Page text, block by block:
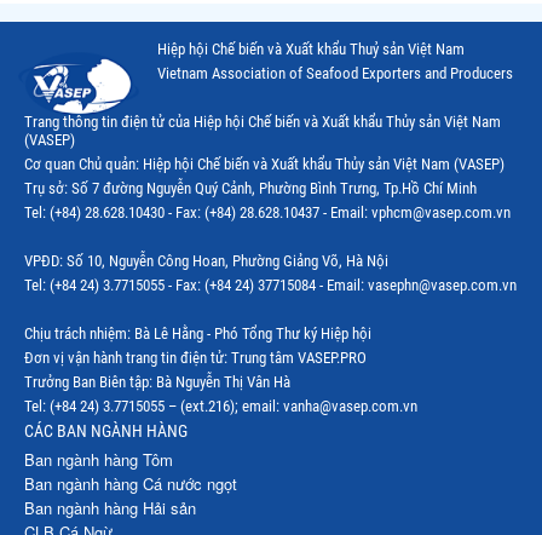
Thị trường Canada
Thị trường Ecuador
Thị trường EU
Thị trường Indonesia
Thị trường Mỹ
Thị trường Nga
Thị trường Hàn Quốc
Thị trường Nhật Bản
Thị trường Thái Lan
Thị trường Trung Quốc
Hiệp hội Chế biến và Xuất khẩu Thuỷ sản Việt Nam
Vietnam Association of Seafood Exporters and Producers
Trang thông tin điện tử của Hiệp hội Chế biến và Xuất khẩu Thủy sản Việt Nam
(VASEP)
Cơ quan Chủ quản: Hiệp hội Chế biến và Xuất khẩu Thủy sản Việt Nam (VASEP)
Trụ sở: Số 7 đường Nguyễn Quý Cảnh, Phường Bình Trưng, Tp.Hồ Chí Minh
Tel: (+84) 28.628.10430 - Fax: (+84) 28.628.10437 - Email: vphcm@vasep.com.vn
VPĐD: Số 10, Nguyễn Công Hoan, Phường Giảng Võ, Hà Nội
Tel: (+84 24) 3.7715055 - Fax: (+84 24) 37715084 - Email: vasephn@vasep.com.vn
Chịu trách nhiệm: Bà Lê Hằng - Phó Tổng Thư ký Hiệp hội
Đơn vị vận hành trang tin điện tử: Trung tâm VASEP.PRO
Trưởng Ban Biên tập: Bà Nguyễn Thị Vân Hà
Tel: (+84 24) 3.7715055 – (ext.216); email: vanha@vasep.com.vn
CÁC BAN NGÀNH HÀNG
Ban ngành hàng Tôm
Ban ngành hàng Cá nước ngọt
Ban ngành hàng Hải sản